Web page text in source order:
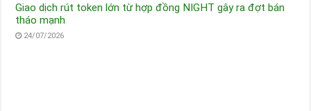
Giao dịch rút token lớn từ hợp đồng NIGHT gây ra đợt bán
tháo mạnh
24/07/2026